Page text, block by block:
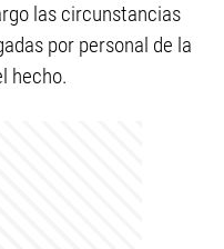
las circunstancias
por personal de la
hecho.